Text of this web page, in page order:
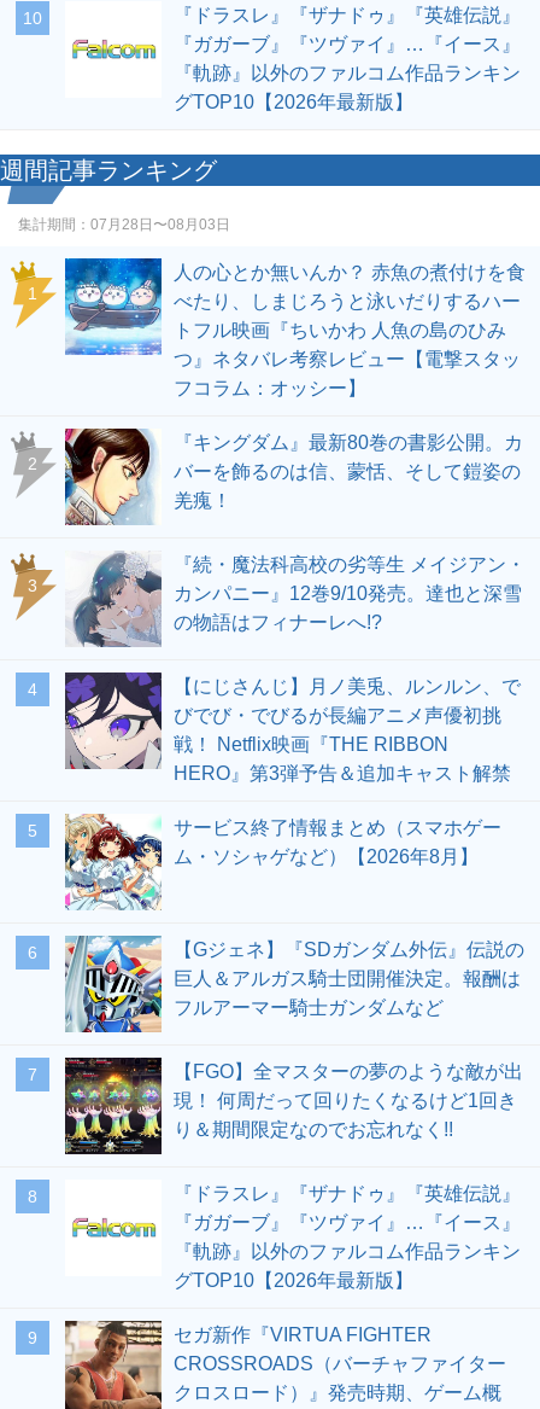
10
『ドラスレ』『ザナドゥ』『英雄伝説』
『ガガーブ』『ツヴァイ』…『イース』
『軌跡』以外のファルコム作品ランキン
グTOP10【2026年最新版】
週間記事ランキング
集計期間： 07月28日〜08月03日
1
人の心とか無いんか？ 赤魚の煮付けを食
べたり、しまじろうと泳いだりするハー
トフル映画『ちいかわ 人魚の島のひみ
つ』ネタバレ考察レビュー【電撃スタッ
フコラム：オッシー】
2
『キングダム』最新80巻の書影公開。カ
バーを飾るのは信、蒙恬、そして鎧姿の
羌瘣！
3
『続・魔法科高校の劣等生 メイジアン・
カンパニー』12巻9/10発売。達也と深雪
の物語はフィナーレへ!?
4
【にじさんじ】月ノ美兎、ルンルン、で
びでび・でびるが長編アニメ声優初挑
戦！ Netflix映画『THE RIBBON
HERO』第3弾予告＆追加キャスト解禁
5
サービス終了情報まとめ（スマホゲー
ム・ソシャゲなど）【2026年8月】
6
【Gジェネ】『SDガンダム外伝』伝説の
巨人＆アルガス騎士団開催決定。報酬は
フルアーマー騎士ガンダムなど
7
【FGO】全マスターの夢のような敵が出
現！ 何周だって回りたくなるけど1回き
り＆期間限定なのでお忘れなく!!
8
『ドラスレ』『ザナドゥ』『英雄伝説』
『ガガーブ』『ツヴァイ』…『イース』
『軌跡』以外のファルコム作品ランキン
グTOP10【2026年最新版】
9
セガ新作『VIRTUA FIGHTER
CROSSROADS（バーチャファイター
クロスロード）』発売時期、ゲーム概